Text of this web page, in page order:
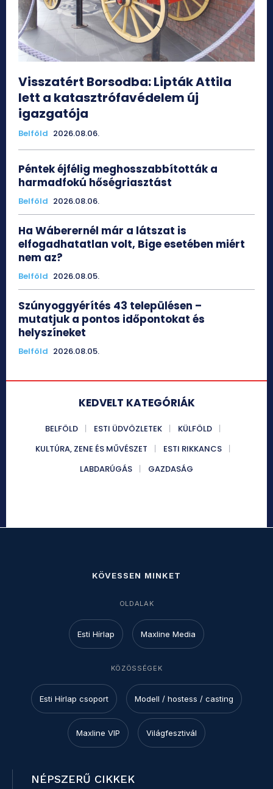
Visszatért Borsodba: Lipták Attila
lett a katasztrófavédelem új
igazgatója
Belföld 2026.08.06.
Péntek éjfélig meghosszabbították a
harmadfokú hőségriasztást
Belföld 2026.08.06.
Ha Wáberernél már a látszat is
elfogadhatatlan volt, Bige esetében miért
nem az?
Belföld 2026.08.05.
Szúnyoggyérítés 43 településen –
mutatjuk a pontos időpontokat és
helyszíneket
Belföld 2026.08.05.
KEDVELT KATEGÓRIÁK
BELFÖLD ESTI ÜDVÖZLETEK
KÜLFÖLD
KULTÚRA, ZENE ÉS MŰVÉSZET
ESTI RIKKANCS
LABDARÚGÁS
GAZDASÁG
KÖVESSEN MINKET
OLDALAK
Esti Hírlap Maxline Media
KÖZÖSSÉGEK
Esti Hírlap csoport Modell / hostess / casting
Maxline VIP Világfesztivál
NÉPSZERŰ CIKKEK